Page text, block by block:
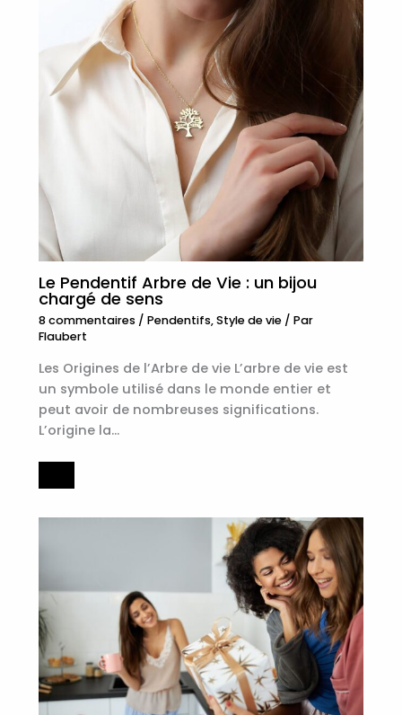
Le Pendentif Arbre de Vie : un bijou
chargé de sens
8 commentaires / Pendentifs,Style de vie/ Par
Flaubert
Les Origines de l’Arbre de vie L’arbre de vie est
un symbole utilisé dans le monde entier et
peut avoir de nombreuses significations.
L’origine la…